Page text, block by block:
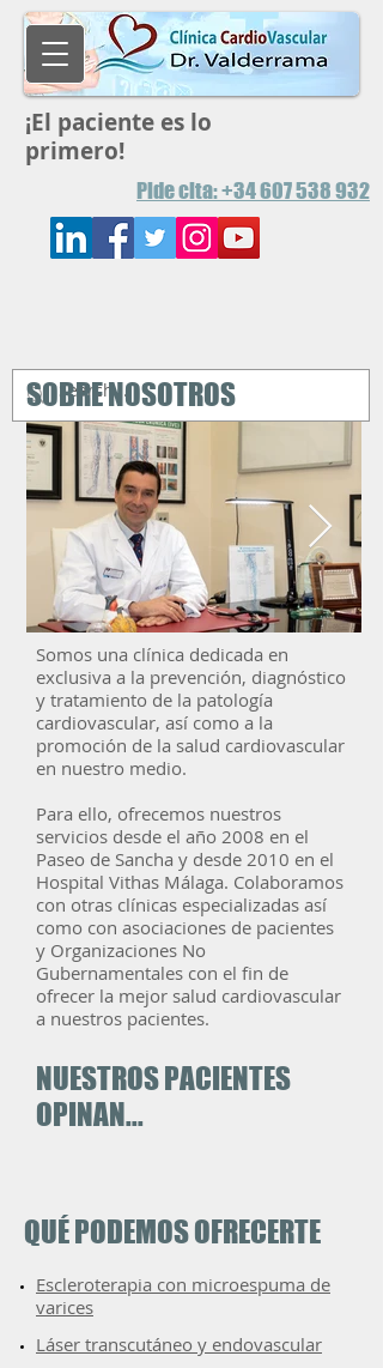
¡El paciente es lo
primero!
Pidecita: +34 607 538 932
SOBRE NOSOTROS
Somos una clínica dedicada en
exclusiva a la prevención, diagnóstico
y tratamiento de la patología
cardiovascular, así como a la
promoción de la salud cardiovascular
en nuestro medio.
Para ello, ofrecemos nuestros
servicios desde el año 2008 en el
Paseo de Sancha y desde 2010 en el
Hospital Vithas Málaga. Colaboramos
con otras clínicas especializadas así
como con asociaciones de pacientes
y Organizaciones No
Gubernamentales con el fin de
ofrecer la mejor salud cardiovascular
a nuestros pacientes.
Dr Valderrama_Despacho-
2.jpg
NUESTROS PACIENTES
OPINAN...
QUÉ PODEMOS OFRECERTE
Escleroterapia con microespuma de
varices
Láser transcutáneo y endovascular